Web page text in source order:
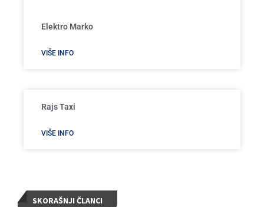
Elektro Marko
VIŠE INFO
Rajs Taxi
VIŠE INFO
SKORAŠNJI ČLANCI